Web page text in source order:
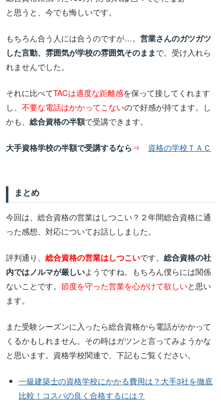
と思うと、今でも悔しいです。
もちろん合う人には合うのですが…。 営業さんのガツガツ
した言動、雰囲気が学校の雰囲気そのままで。受け入れら
れませんでした。
それに比べてTACは適度な距離感を保って接してくれます
し、 不要な電話はかかってこないので好感が持てます。し
かも、 総合資格の半額で受講できます。
大手資格学校の半額で受講するなら⇒ 資格の学校ＴＡＣ
まとめ
今回は、総合資格の営業はしつこい？２年間総合資格に通
った感想、対応についてお話ししました。
評判通り、 総合資格の営業はしつこいです。 総合資格の社
内ではノルマが厳しいようですね。もちろん僕らには関係
ないことです。 節度を守った営業を心がけて欲しいと思い
ます。
また受験シーズンに入ったら総合資格から電話がかかって
くるかもしれません。その時はガツンと言ってみようかな
と思います。資格学校関連で、下記もご覧ください。
一級建築士の資格学校にかかる費用は？大手3社を徹底
比較！コスパの良く合格するには？